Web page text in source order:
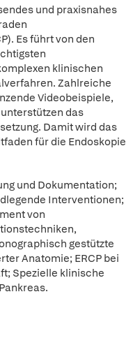
und praxisnahes
Es führt von den
klinischen
Zahlreiche
Videobeispiele,
das
Damit wird das
für die Endoskopie
und Dokumentation;
Interventionen;
von
gestützte
Anatomie; ERCP bei
Spezielle klinische